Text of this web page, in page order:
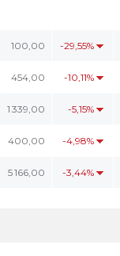
100,00 -29,55%
454,00 -10,11%
1 339,00 -5,15%
400,00 -4,98%
5 166,00 -3,44%